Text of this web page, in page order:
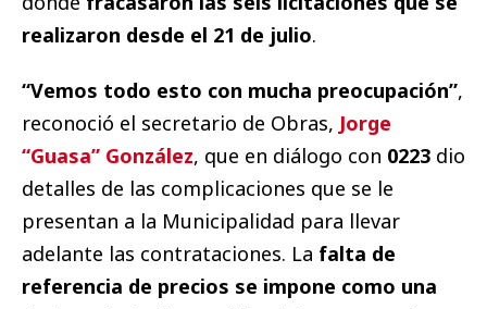
realizaron desde el 21 de julio.
“Vemos todo esto con mucha preocupación”,
reconoció el secretario de Obras, Jorge
“Guasa” González, que en diálogo con 0223 dio
detalles de las complicaciones que se le
presentan a la Municipalidad para llevar
adelante las contrataciones. La falta de
referencia de precios se impone como una